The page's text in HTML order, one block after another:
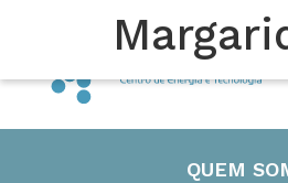
QUEM